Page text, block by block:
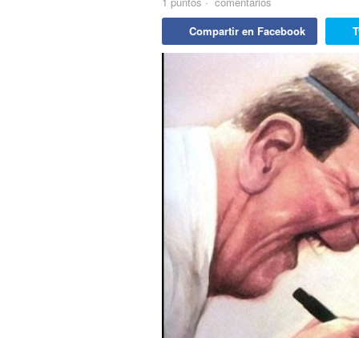
Compartir en Facebook